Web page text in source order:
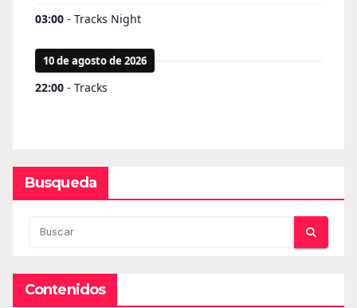
Busqueda
Contenidos